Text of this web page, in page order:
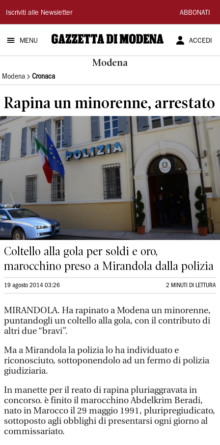
Gazzetta
di
Modena
Iscriviti alle Newsletter ABBONATI
MENU ACCEDI
Modena
Modena Cronaca
Rapina un minorenne, arrestato
Coltello alla gola per soldi e oro,
marocchino preso a Mirandola dalla polizia
19 agosto 2014 03:26 2 MINUTI DI LETTURA
MIRANDOLA. Ha rapinato a Modena un minorenne,
puntandogli un coltello alla gola, con il contributo di
altri due “bravi”.
Ma a Mirandola la polizia lo ha individuato e
riconosciuto, sottoponendolo ad un fermo di polizia
giudiziaria.
In manette per il reato di rapina pluriaggravata in
concorso. è finito il marocchino Abdelkrim Beradi,
nato in Marocco il 29 maggio 1991, pluripregiudicato,
sottoposto agli obblighi di presentarsi ogni giorno al
commissariato.